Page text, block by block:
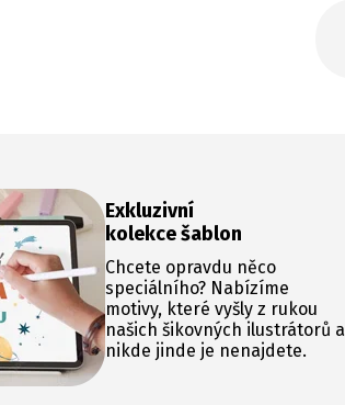
Exkluzivní
kolekce šablon
Chcete opravdu něco
speciálního? Nabízíme
motivy, které vyšly z rukou
našich šikovných ilustrátorů a
nikde jinde je nenajdete.